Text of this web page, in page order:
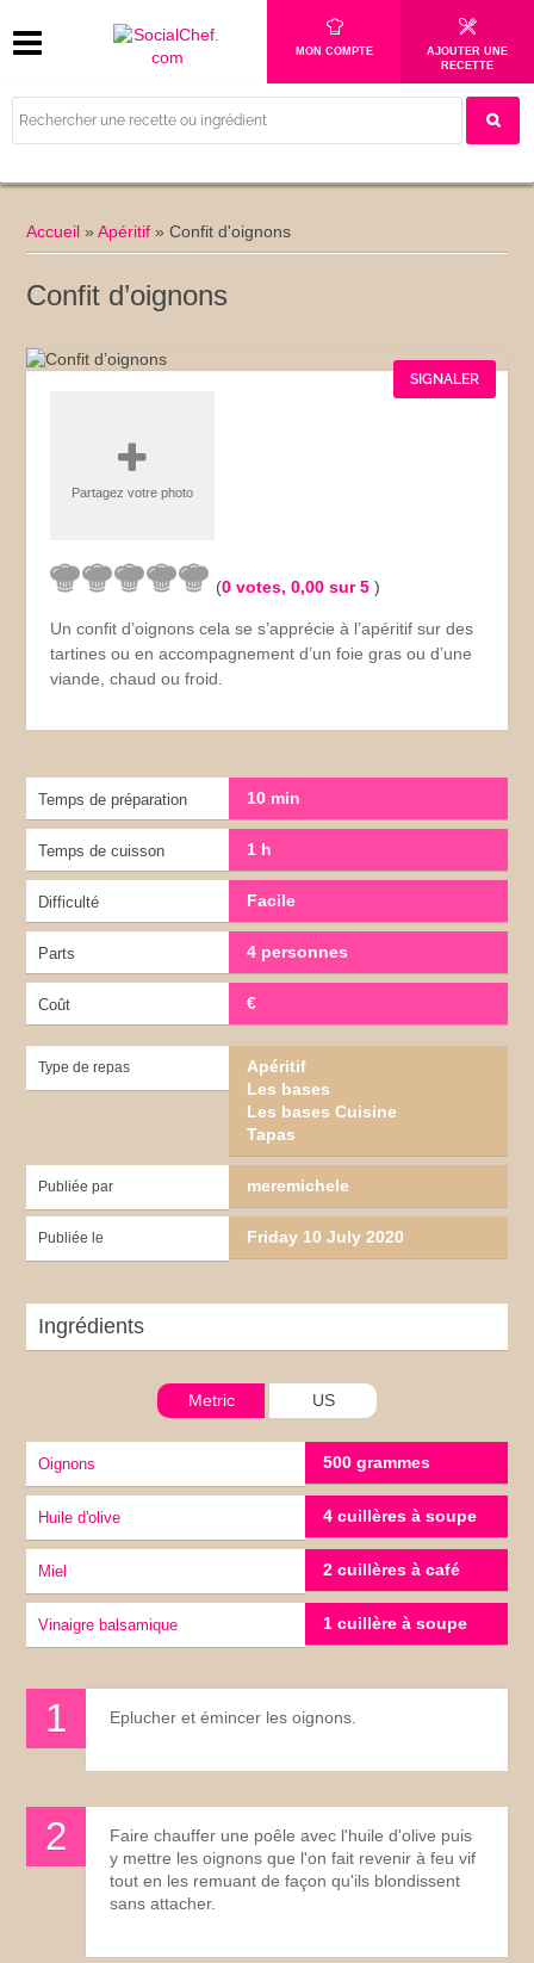
MON COMPTE
AJOUTER UNE
RECETTE
Accueil »Apéritif »Confit d'oignons
Confit d’oignons
SIGNALER
Partagez votre photo
(0 votes,0,00 sur 5)
Un confit d’oignons cela se s’apprécie à l’apéritif sur des
tartines ou en accompagnement d’un foie gras ou d’une
viande, chaud ou froid.
Temps de préparation 10 min
Temps de cuisson 1 h
Difficulté Facile
Parts 4 personnes
Coût €
Type de repas
Apéritif
Les bases
Les bases Cuisine
Tapas
Publiée par meremichele
Publiée le Friday 10 July 2020
Ingrédients
Metric US
Oignons 500 grammes
Huile d'olive 4 cuillères à soupe
miel 2 cuillères à café
Vinaigre balsamique 1 cuillère à soupe
Eplucher et émincer les oignons.
Faire chauffer une poêle avec l'huile d'olive puis
y mettre les oignons que l'on fait revenir à feu vif
tout en les remuant de façon qu'ils blondissent
sans attacher.